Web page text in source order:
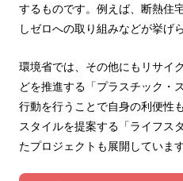
するものです。例えば、断熱住
しゼロへの取り組みなどが挙げ
環境省では、その他にもリサイ
どを推進する「プラスチック・
行動を行うことで自身の利便性
スタイルを提案する「ライフス
たプロジェクトも展開しています